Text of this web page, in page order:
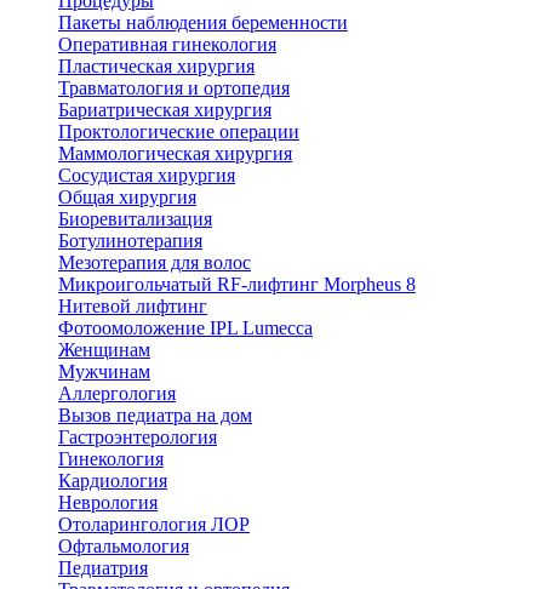
Пакеты наблюдения беременности
Оперативная гинекология
Пластическая хирургия
Травматология и ортопедия
Бариатрическая хирургия
Проктологические операции
Маммологическая хирургия
Сосудистая хирургия
Общая хирургия
Биоревитализация
Ботулинотерапия
Мезотерапия для волос
Микроигольчатый RF-лифтинг Morpheus 8
Нитевой лифтинг
Фотоомоложение IPL Lumecca
Женщинам
Мужчинам
Аллергология
Вызов педиатра на дом
Гастроэнтерология
Гинекология
Кардиология
Неврология
Отоларингология ЛОР
Офтальмология
Педиатрия